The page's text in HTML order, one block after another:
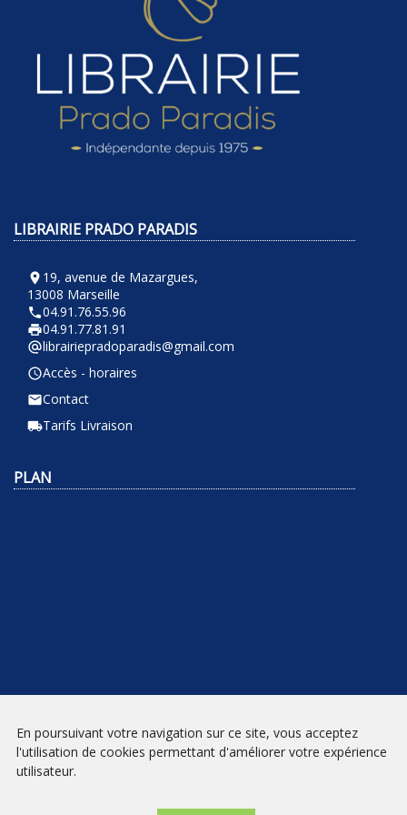
LIBRAIRIE PRADO PARADIS
room 19, avenue de Mazargues,
13008 Marseille
phone04.91.76.55.96
local_printshop04.91.77.81.91
alternate_emaillibrairiepradoparadis@gmail.com
query_builderAccès - horaires
emailContact
local_shippingTarifs Livraison
PLAN
NEWSLETTER
En poursuivant votre navigation sur ce site, vous acceptez
l'utilisation de cookies permettant d'améliorer votre expérience
utilisateur.